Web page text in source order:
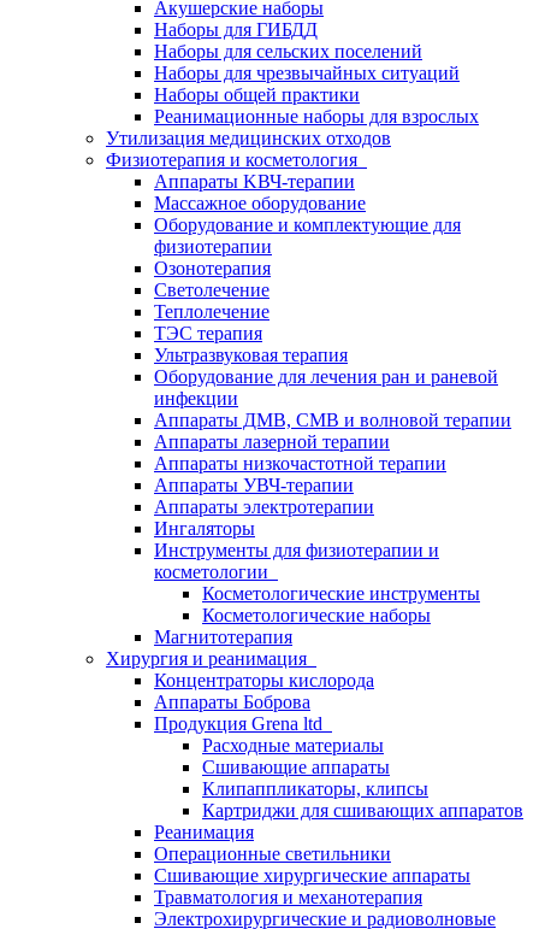
Акушерские наборы
Наборы для ГИБДД
Наборы для сельских поселений
Наборы для чрезвычайных ситуаций
Наборы общей практики
Реанимационные наборы для взрослых
Утилизация медицинских отходов
Физиотерапия и косметология
Аппараты KВЧ-терапии
Массажное оборудование
Оборудование и комплектующие для
физиотерапии
Озонотерапия
Светолечение
Теплолечение
ТЭС терапия
Ультразвуковая терапия
Оборудование для лечения ран и раневой
инфекции
Аппараты ДМВ, СМВ и волновой терапии
Аппараты лазерной терапии
Аппараты низкочастотной терапии
Аппараты УВЧ-терапии
Аппараты электротерапии
Ингаляторы
Инструменты для физиотерапии и
косметологии
Косметологические инструменты
Косметологические наборы
Магнитотерапия
Хирургия и реанимация
Концентраторы кислорода
Аппараты Боброва
Продукция Grena ltd
Расходные материалы
Сшивающие аппараты
Клипаппликаторы, клипсы
Картриджи для сшивающих аппаратов
Реанимация
Операционные светильники
Сшивающие хирургические аппараты
Травматология и механотерапия
Электрохирургические и радиоволновые